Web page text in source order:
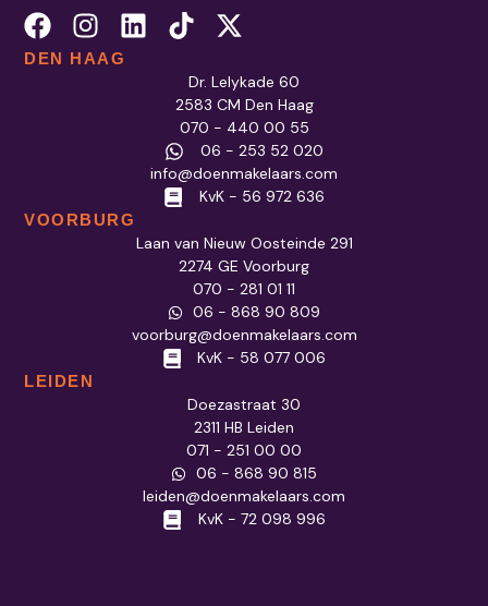
DEN HAAG
Dr. Lelykade 60
2583 CM Den Haag
070 - 440 00 55
06 - 253 52 020
info@doenmakelaars.com
KvK - 56 972 636
VOORBURG
Laan van Nieuw Oosteinde 291
2274 GE Voorburg
070 - 281 01 11
06 - 868 90 809
voorburg@doenmakelaars.com
KvK - 58 077 006
LEIDEN
Doezastraat 30
2311 HB Leiden
071 - 251 00 00
06 - 868 90 815
leiden@doenmakelaars.com
KvK - 72 098 996